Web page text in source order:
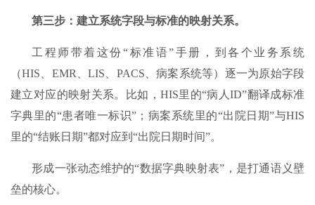
第三步：建立系统字段与标准的映射关系。​
工程师带着这份“标准语”手册，到各个业务系统
（HIS、EMR、LIS、PACS、病案系统等）逐一为原始字段
建立对应的映射关系。比如，HIS里的“病人ID”翻译成标准
字典里的“患者唯一标识”；病案系统里的“出院日期”与HIS
里的“结账日期”都对应到“出院日期时间”。
形成一张动态维护的“数据字典映射表”，是打通语义壁
垒的核心。